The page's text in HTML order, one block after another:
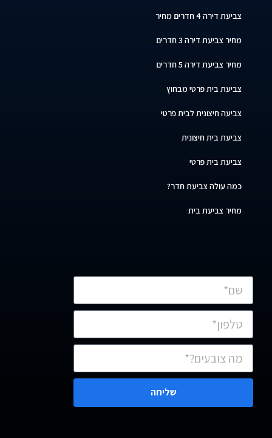
צביעת דירה 4 חדרים מחיר
מחיר צביעת דירה 3 חדרים
מחיר צביעת דירה 5 חדרים
צביעת בית פרטי מבחוץ
צביעה חיצונית לבית פרטי
צביעת בית חיצונית
צביעת בית פרטי
כמה עולה צביעת חדר?
מחיר צביעת בית
שליחה